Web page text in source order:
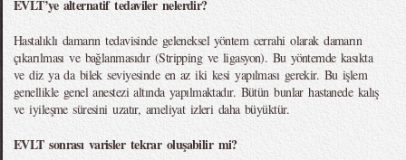
EVLT’ye alternatif tedaviler nelerdir?
Hastalıklı damarın tedavisinde geleneksel yöntem cerrahi olarak damarın
çıkarılması ve bağlanmasıdır (Stripping ve ligasyon). Bu yöntemde kasıkta
ve diz ya da bilek seviyesinde en az iki kesi yapılması gerekir. Bu işlem
genellikle genel anestezi altında yapılmaktadır. Bütün bunlar hastanede kalış
ve iyileşme süresini uzatır, ameliyat izleri daha büyüktür.
EVLT sonrası varisler tekrar oluşabilir mi?